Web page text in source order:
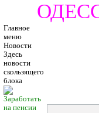
Главное
меню
Новости
Здесь
новости
скользящего
блока